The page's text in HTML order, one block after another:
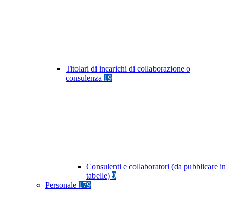
Titolari di incarichi di collaborazione o
consulenza 19
Consulenti e collaboratori (da pubblicare in
tabelle) 9
Personale 179